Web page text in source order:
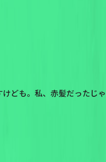
ども。私、赤髪だったじゃ